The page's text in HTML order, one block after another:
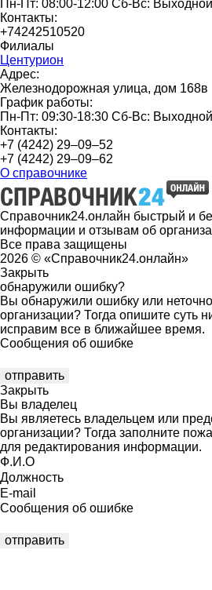
Пн-Пт: 08:00-12:00 Сб-Вс: Выходной
Контакты:
+74242510520
Филиалы
Центурион
Адрес:
Железнодорожная улица, дом 168в
График работы:
Пн-Пт: 09:30-18:30 Сб-Вс: Выходной
Контакты:
+7 (4242) 29‒09‒52
+7 (4242) 29‒09‒62
О справочнике
Справочник24.онлайн быстрый и
информации и отзывам об
Все права защищены
2026 © «Справочник24.онлайн»
Закрыть
обнаружили ошибку?
Вы обнаружили ошибку или
организации? Тогда опишите суть
исправим все в ближайшее время.
Сообщения об ошибке
Закрыть
Вы владелец
Вы являетесь владельцем или
организации? Тогда заполните
для редактирования информации.
Ф.И.О
Должность
E-mail
Сообщения об ошибке